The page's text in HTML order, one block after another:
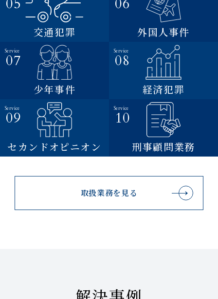
交通犯罪 外国人事件
少年事件 経済犯罪
セカンドオピニオン 刑事顧問業務
取扱業務を見る